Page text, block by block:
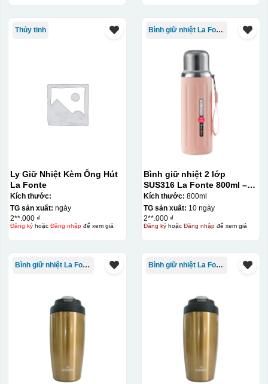
nung ở nhiệt độ 700-800 độ CDeacl có 1 nền màu
lại mực in logo dính chết lên gốm sứ [gallery link="file"
Ưu, nhược điểm của in Decal trượt nước
Ưu điểm
Nhược điểm
Độ bám dính lên bề
mặt vật liệu rất tốt,
không phai theo thời
gian
Thủy tinh
Ly Giữ Nhiệt Kèm Ống Hút
La Fonte
Kích thước:
TG sản xuất: ngày
2**.000 ₫
Đăng kýhoặc Đăng nhậpđể xem giá
Bình giữ nhiệt La Fonte
Bình giữ nhiệt 2 lớp
SUS316 La Fonte 800ml –
012720
Kích thước: 800ml
TG sản xuất: 10 ngày
2**.000 ₫
Đăng kýhoặc Đăng nhậpđể xem giá
Bình giữ nhiệt La Fonte Bình giữ nhiệt La Fonte